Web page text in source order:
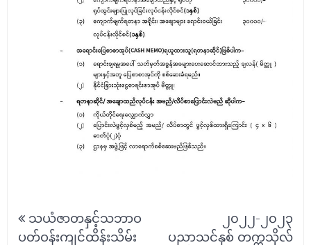
Post
navigation
သယံဇာတနှင့်သဘာဝ
ပတ်ဝန်းကျင်ထိန်းသိမ်း
၂၀၂၂-၂၀၂၃
ပညာသင်နှစ် တက္ကသိုလ်